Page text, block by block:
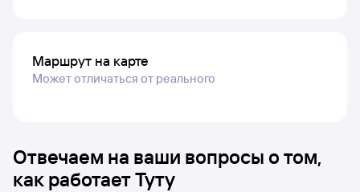
Маршрут на карте
Может отличаться от реального
Отвечаем на ваши вопросы о том,
как работает Туту